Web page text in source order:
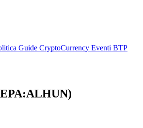
Guide CryptoCurrency Eventi BTP